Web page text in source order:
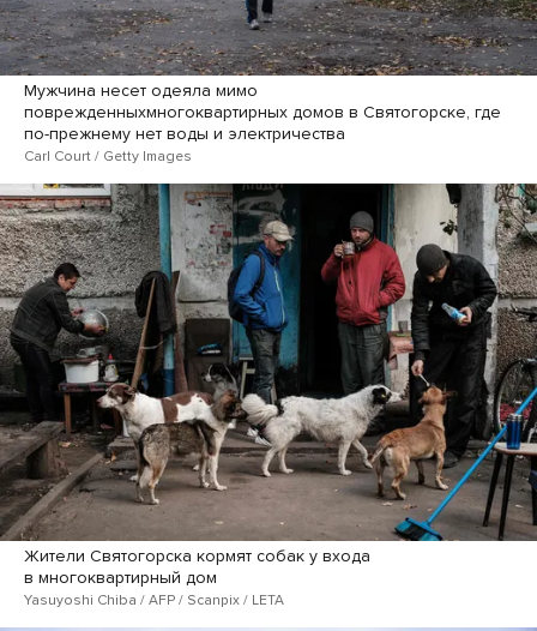
Мужчина несет одеяла мимо
поврежденныхмногоквартирных домов в Святогорске, где
по-прежнему нет воды и электричества
Carl Court / Getty Images
Жители Святогорска кормят собак у входа
в многоквартирный дом
Yasuyoshi Chiba / AFP / Scanpix / LETA